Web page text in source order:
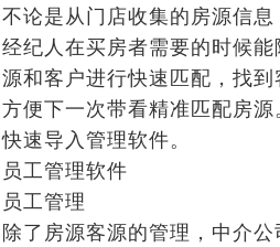
不论是从门店收集的房源信
经纪人在买房者需要的时候
源和客户进行快速匹配，找
方便下一次带看精准匹配房
快速导入管理软件。
员工管理软件
员工管理
除了房源客源的管理，中介